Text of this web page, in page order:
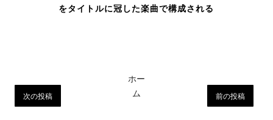
をタイトルに冠した楽曲で構成される
次の投稿 前の投稿
ホー
ム